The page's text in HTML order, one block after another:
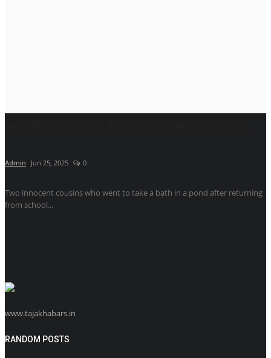
Admin Jun 25, 2025 0
Two innocent cousins ​​who went to take a bath in a pond after returning
from school...
www.tajakhabars.in
RANDOM POSTS